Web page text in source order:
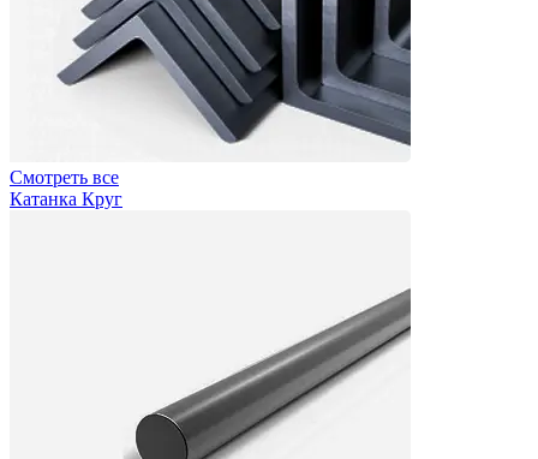
Смотреть все
Катанка Круг